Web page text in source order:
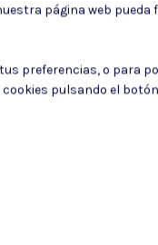
en laPolítica de
publicidad de su entidad.
página web
preferencias, o para
pulsando el botón